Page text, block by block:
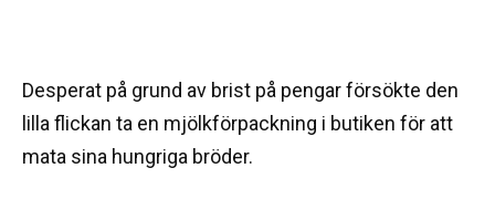
Desperat på grund av brist på pengar försökte den
lilla flickan ta en mjölkförpackning i butiken för att
mata sina hungriga bröder.